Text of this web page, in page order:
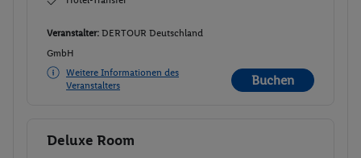
Veranstalter: DERTOUR Deutschland
GmbH
Weitere Informationen des
Veranstalters
Buchen
Buchen
Deluxe Room